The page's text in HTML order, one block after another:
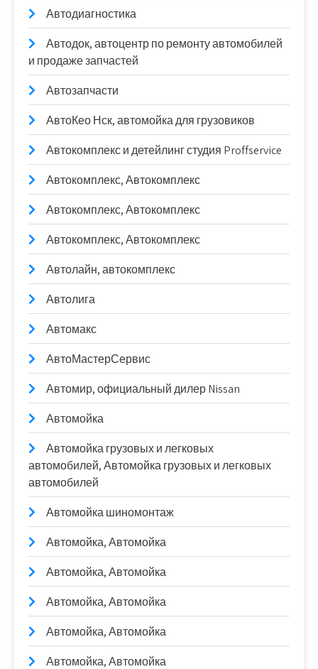
Автодиагностика
Автодок, автоцентр по ремонту автомобилей
и продаже запчастей
Автозапчасти
АвтоКео Нск, автомойка для грузовиков
Автокомплекс и детейлинг студия Proffservice
Автокомплекс, Автокомплекс
Автокомплекс, Автокомплекс
Автокомплекс, Автокомплекс
Автолайн, автокомплекс
Автолига
Автомакс
АвтоМастерСервис
Автомир, официальный дилер Nissan
Автомойка
Автомойка грузовых и легковых
автомобилей, Автомойка грузовых и легковых
автомобилей
Автомойка шиномонтаж
Автомойка, Автомойка
Автомойка, Автомойка
Автомойка, Автомойка
Автомойка, Автомойка
Автомойка, Автомойка